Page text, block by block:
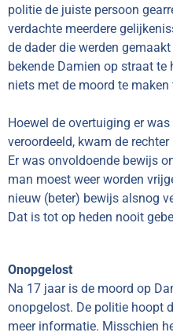
politie de juiste persoon
verdachte meerdere
de dader die werden
bekende Damien op straat te
niets met de moord te maken
Hoewel de overtuiging er
veroordeeld, kwam de
Er was onvoldoende bewijs
man moest weer worden
nieuw (beter) bewijs alsnog
Dat is tot op heden nooit
Onopgelost
Na 17 jaar is de moord op
onopgelost. De politie hoopt
meer informatie. Misschien